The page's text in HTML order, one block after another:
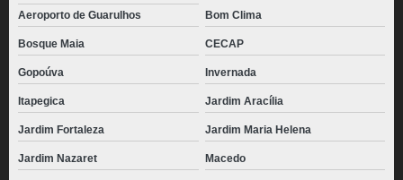
Aeroporto de Guarulhos
Bom Clima
Bosque Maia CECAP
Gopoúva Invernada
Itapegica Jardim Aracília
Jardim Fortaleza Jardim Maria Helena
Jardim Nazaret Macedo